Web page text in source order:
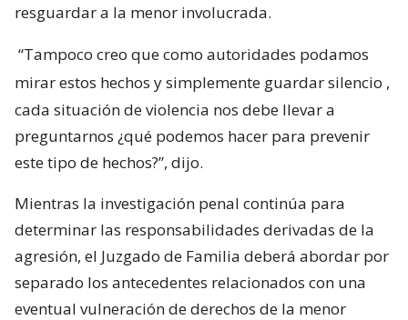
resguardar a la menor involucrada.
“Tampoco creo que como autoridades podamos
mirar estos hechos y simplemente guardar silencio ,
cada situación de violencia nos debe llevar a
preguntarnos ¿qué podemos hacer para prevenir
este tipo de hechos?”, dijo.
Mientras la investigación penal continúa para
determinar las responsabilidades derivadas de la
agresión, el Juzgado de Familia deberá abordar por
separado los antecedentes relacionados con una
eventual vulneración de derechos de la menor